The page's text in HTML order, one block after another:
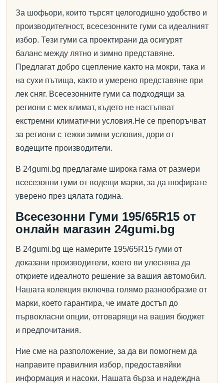
За шофьори, които търсят целогодишно удобство и
производителност, всесезонните гуми са идеалният
избор. Тези гуми са проектирани да осигурят
баланс между лятно и зимно представяне.
Предлагат добро сцепление както на мокри, така и
на сухи пътища, както и умерено представяне при
лек сняг. Всесезонните гуми са подходящи за
региони с мек климат, където не настъпват
екстремни климатични условия.Не се препоръчват
за региони с тежки зимни условия, дори от
водещите производители.
В 24gumi.bg предлагаме широка гама от размери
всесезонни гуми от водещи марки, за да шофирате
уверено през цялата година.
Всесезонни Гуми 195/65R15 от
онлайн магазин 24gumi.bg
В 24gumi.bg ще намерите 195/65R15 гуми от
доказани производители, което ви улеснява да
откриете идеалното решение за вашия автомобил.
Нашата колекция включва голямо разнообразие от
марки, което гарантира, че имате достъп до
първокласни опции, отговарящи на вашия бюджет
и предпочитания.
Ние сме на разположение, за да ви помогнем да
направите правилния избор, предоставяйки
информация и насоки. Нашата бърза и надеждна